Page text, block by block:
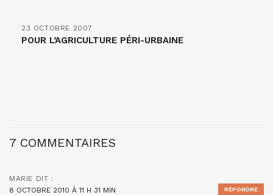
23 OCTOBRE 2007
POUR L’AGRICULTURE PÉRI-URBAINE
7 COMMENTAIRES
MARIE DIT :
8 OCTOBRE 2010 À 11 H 31 MIN
RÉPONDRE